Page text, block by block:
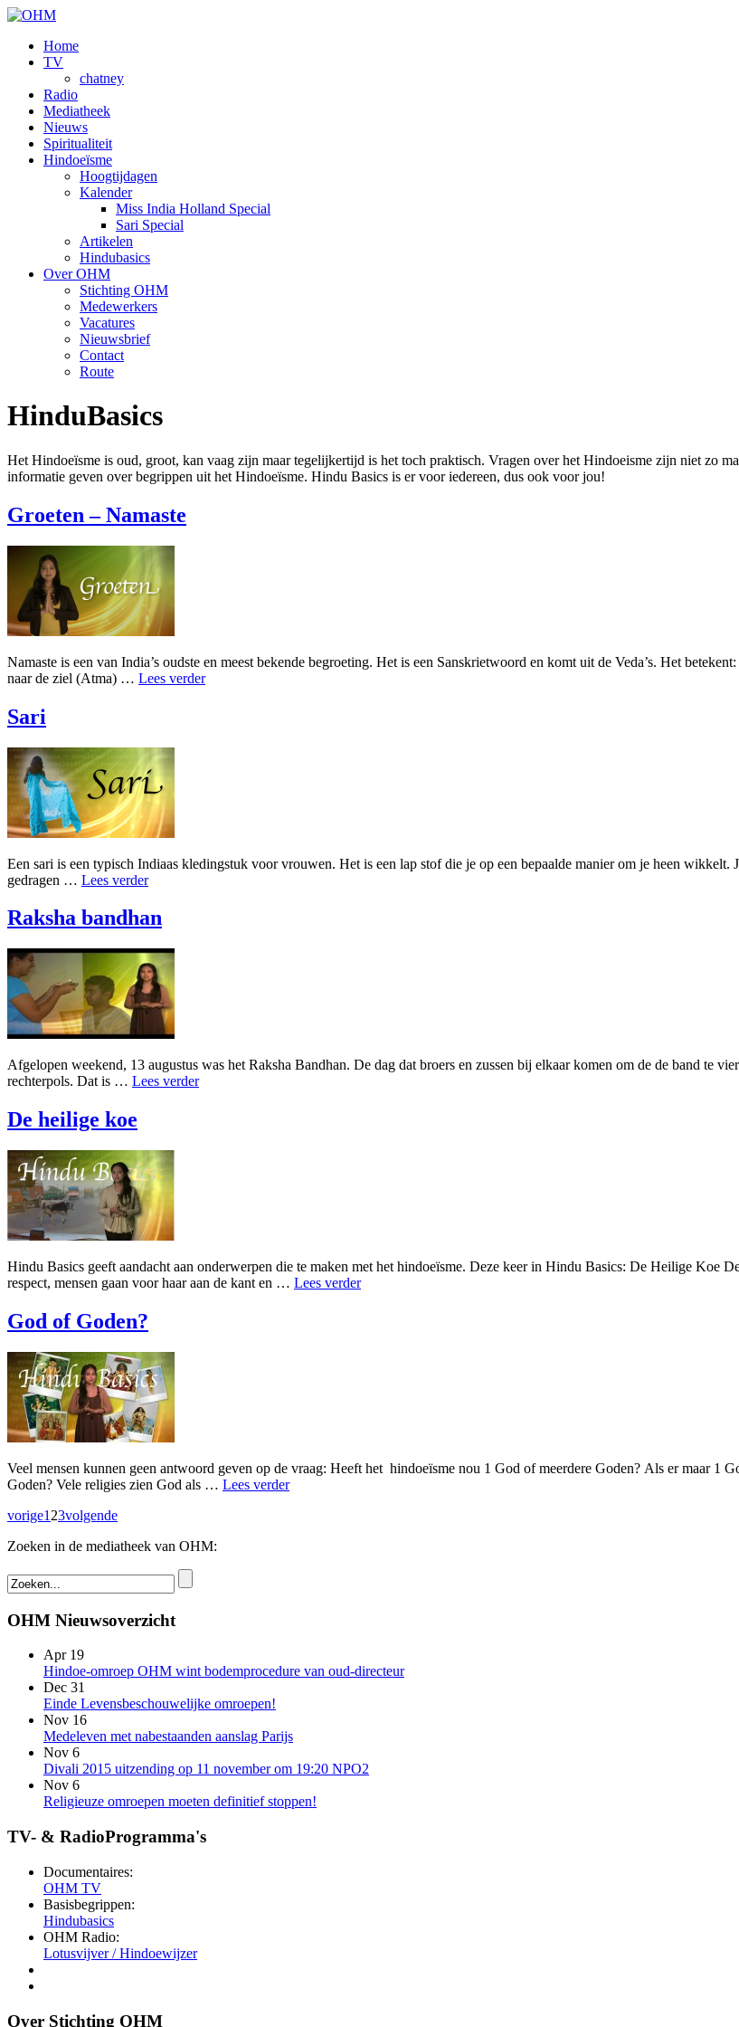
Home
TV
chatney
Radio
Mediatheek
Nieuws
Spiritualiteit
Hindoeïsme
Hoogtijdagen
Kalender
Miss India Holland Special
Sari Special
Artikelen
Hindubasics
Over OHM
Stichting OHM
Medewerkers
Vacatures
Nieuwsbrief
Contact
Route
HinduBasics
Het Hindoeïsme is oud, groot, kan vaag zijn maar tegelijkertijd is het toch praktisch. Vragen over het Hindoeisme zijn niet zo
informatie geven over begrippen uit het Hindoeïsme. Hindu Basics is er voor iedereen, dus ook voor jou!
Groeten – Namaste
Namaste is een van India’s oudste en meest bekende begroeting. Het is een Sanskrietwoord en komt uit de Veda’s. Het
naar de ziel (Atma) … Lees verder
Sari
Een sari is een typisch Indiaas kledingstuk voor vrouwen. Het is een lap stof die je op een bepaalde manier om je heen wikkelt.
gedragen … Lees verder
Raksha bandhan
Afgelopen weekend, 13 augustus was het Raksha Bandhan. De dag dat broers en zussen bij elkaar komen om de de band te
rechterpols. Dat is … Lees verder
De heilige koe
Hindu Basics geeft aandacht aan onderwerpen die te maken met het hindoeïsme. Deze keer in Hindu Basics: De Heilige Koe
respect, mensen gaan voor haar aan de kant en … Lees verder
God of Goden?
Veel mensen kunnen geen antwoord geven op de vraag: Heeft het hindoeïsme nou 1 God of meerdere Goden? Als er maar 1
Goden? Vele religies zien God als … Lees verder
vorige1 23volgende
Zoeken in de mediatheek van OHM:
OHM Nieuwsoverzicht
Apr 19
Hindoe-omroep OHM wint bodemprocedure van oud-directeur
Dec 31
Einde Levensbeschouwelijke omroepen!
Nov 16
Medeleven met nabestaanden aanslag Parijs
Nov 6
Divali 2015 uitzending op 11 november om 19:20 NPO2
Nov 6
Religieuze omroepen moeten definitief stoppen!
TV- & RadioProgramma's
Documentaires:
OHM TV
Basisbegrippen:
Hindubasics
OHM Radio:
Lotusvijver / Hindoewijzer
Over Stichting OHM